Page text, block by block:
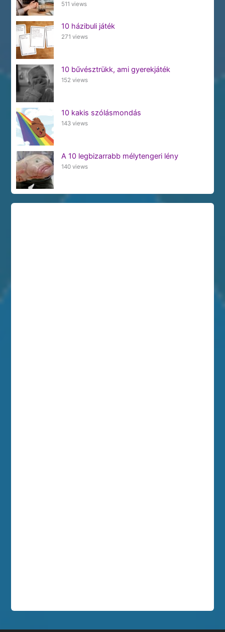
511 views
10 házibuli játék
271 views
10 bűvésztrükk, ami gyerekjáték
152 views
10 kakis szólásmondás
143 views
A 10 legbizarrabb mélytengeri lény
140 views